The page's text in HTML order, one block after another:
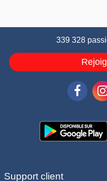
339 328
Support client